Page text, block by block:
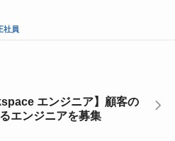
社員
エンジニア】顧客の
エンジニアを募集